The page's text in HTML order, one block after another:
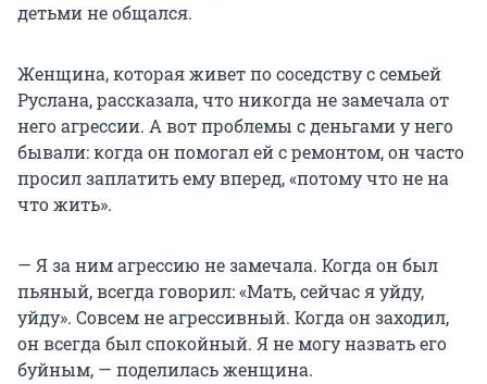
детьми не общался.
Женщина, которая живет по соседству с семьей
Руслана, рассказала, что никогда не замечала от
него агрессии. А вот проблемы с деньгами у него
бывали: когда он помогал ей с ремонтом, он часто
просил заплатить ему вперед, «потому что не на
что жить».
— Я за ним агрессию не замечала. Когда он был
пьяный, всегда говорил: «Мать, сейчас я уйду,
уйду». Совсем не агрессивный. Когда он заходил,
он всегда был спокойный. Я не могу назвать его
буйным, — поделилась женщина.